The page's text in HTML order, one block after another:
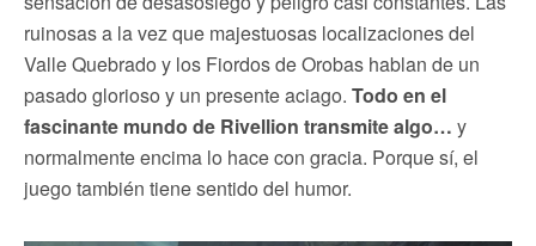
ruinosas a la vez que majestuosas localizaciones del
Valle Quebrado y los Fiordos de Orobas hablan de un
pasado glorioso y un presente aciago. Todo en el
fascinante mundo de Rivellion transmite algo… y
normalmente encima lo hace con gracia. Porque sí, el
juego también tiene sentido del humor.